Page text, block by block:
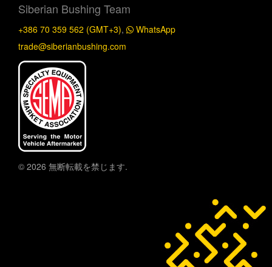
Siberian Bushing Team
+386 70 359 562 (GMT+3),
WhatsApp
trade@siberianbushing.com
© 2026 無断転載を禁じます.